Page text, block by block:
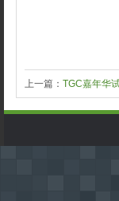
上一篇： TGC嘉年华